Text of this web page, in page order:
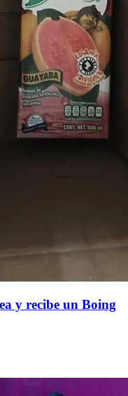
y recibe un Boing